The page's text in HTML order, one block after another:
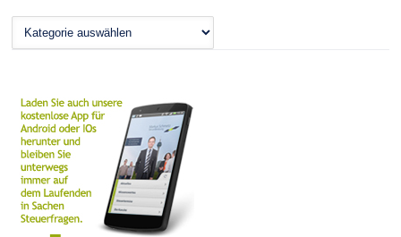
News